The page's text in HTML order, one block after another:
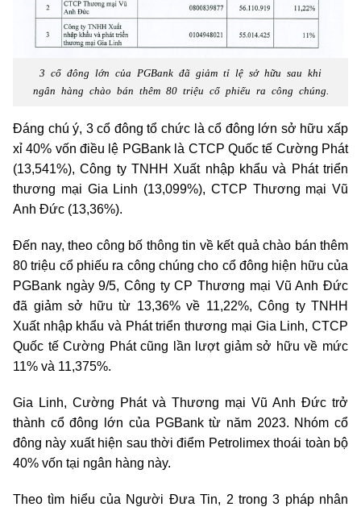
3 cổ đông lớn của PGBank đã giảm tỉ lệ sở hữu sau khi
ngân hàng chào bán thêm 80 triệu cổ phiếu ra công chúng.
Đáng chú ý, 3 cổ đông tổ chức là cổ đông lớn sở hữu xấp
xỉ 40% vốn điều lệ PGBank là CTCP Quốc tế Cường Phát
(13,541%), Công ty TNHH Xuất nhập khẩu và Phát triển
thương mại Gia Linh (13,099%), CTCP Thương mại Vũ
Anh Đức (13,36%).
Đến nay, theo công bố thông tin về kết quả chào bán thêm
80 triệu cổ phiếu ra công chúng cho cổ đông hiện hữu của
PGBank ngày 9/5, Công ty CP Thương mại Vũ Anh Đức
đã giảm sở hữu từ 13,36% về 11,22%, Công ty TNHH
Xuất nhập khẩu và Phát triển thương mại Gia Linh, CTCP
Quốc tế Cường Phát cũng lần lượt giảm sở hữu về mức
11% và 11,375%.
Gia Linh, Cường Phát và Thương mại Vũ Anh Đức trở
thành cổ đông lớn của PGBank từ năm 2023. Nhóm cổ
đông này xuất hiện sau thời điểm Petrolimex thoái toàn bộ
40% vốn tại ngân hàng này.
Theo tìm hiểu của Người Đưa Tin, 2 trong 3 pháp nhân